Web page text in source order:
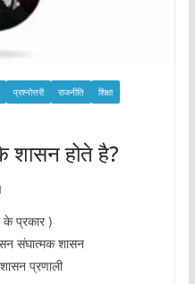
प्रश्नोत्तरी राजनीति
शिक्षा
शासन होते है?
प्रकार )
संघात्मक शासन
प्रणाली